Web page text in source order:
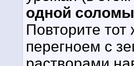
одной
Повторите
перегноем с